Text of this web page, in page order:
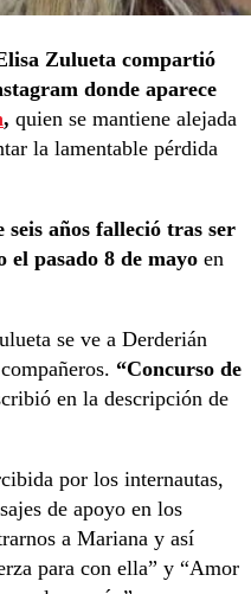
Zulueta compartió
donde aparece
, quien se mantiene alejada
la lamentable pérdida
seis años falleció tras ser
pasado 8 de mayo en
se ve a Derderián
“Concurso de
en la descripción de
por los internautas,
de apoyo en los
a Mariana y así
para con ella” y “Amor